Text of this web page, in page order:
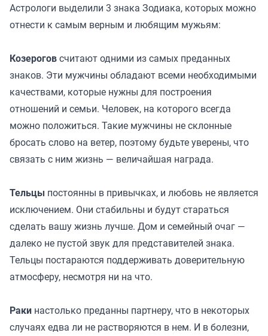
Астрологи выделили 3 знака Зодиака, которых можно
отнести к самым верным и любящим мужьям:
Козероговсчитают одними из самых преданных
знаков. Эти мужчины обладают всеми необходимыми
качествами, которые нужны для построения
отношений и семьи. Человек, на которого всегда
можно положиться. Такие мужчины не склонные
бросать слово на ветер, поэтому будьте уверены, что
связать с ним жизнь — величайшая награда.
Тельцы постоянны в привычках, и любовь не является
исключением. Они стабильны и будут стараться
сделать вашу жизнь лучше. Дом и семейный очаг —
далеко не пустой звук для представителей знака.
Тельцы постараются поддерживать доверительную
атмосферу, несмотря ни на что.
Раки настолько преданны партнеру, что в некоторых
случаях едва ли не растворяются в нем. И в болезни,